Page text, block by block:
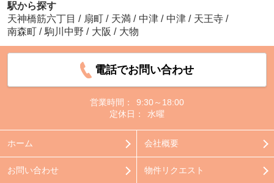
駅から探す
天神橋筋六丁目 / 扇町 / 天満 / 中津 / 中津 / 天王寺 /
南森町 / 駒川中野 / 大阪 / 大物
電話でお問い合わせ
営業時間：
9:30～18:00
定休日：
水曜
ホーム 会社概要
お問い合わせ 物件リクエスト